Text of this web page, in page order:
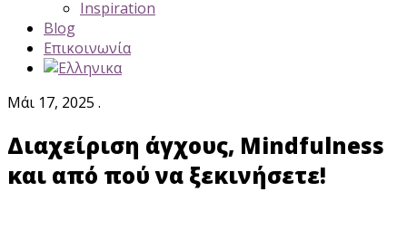
Inspiration
Blog
Επικοινωνία
Μάι 17, 2025 .
Διαχείριση άγχους, Mindfulness
και από πού να ξεκινήσετε!